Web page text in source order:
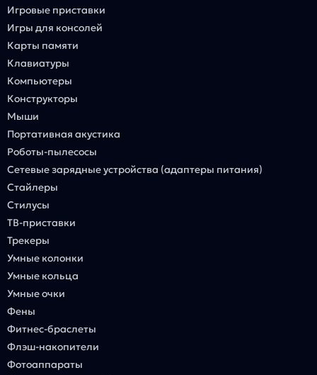
Игровые приставки
Игры для консолей
Карты памяти
Клавиатуры
Компьютеры
Конструкторы
Мыши
Портативная акустика
Роботы-пылесосы
Сетевые зарядные устройства (адаптеры питания)
Стайлеры
Стилусы
ТВ-приставки
Трекеры
Умные колонки
Умные кольца
Умные очки
Фены
Фитнес-браслеты
Флэш-накопители
Фотоаппараты